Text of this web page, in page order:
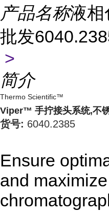
产品名称液相
批发
>
简介
Thermo Scientific™
Viper™ 手拧接头系统,不
货号: 6040.2385
Ensure
and